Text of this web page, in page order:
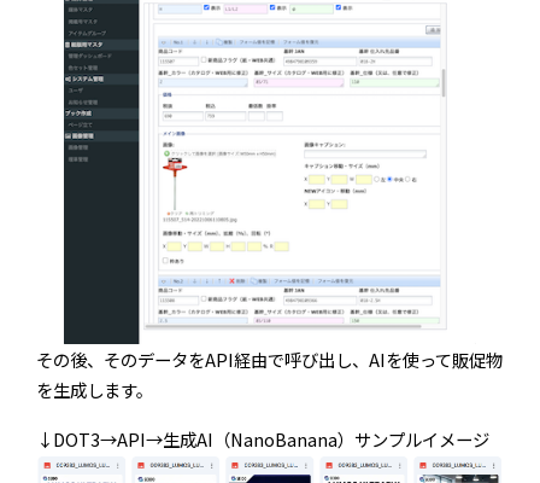
その後、そのデータをAPI経由で呼び出し、AIを使って販促物
を生成します。
↓DOT3→API→生成AI（NanoBanana）サンプルイメージ